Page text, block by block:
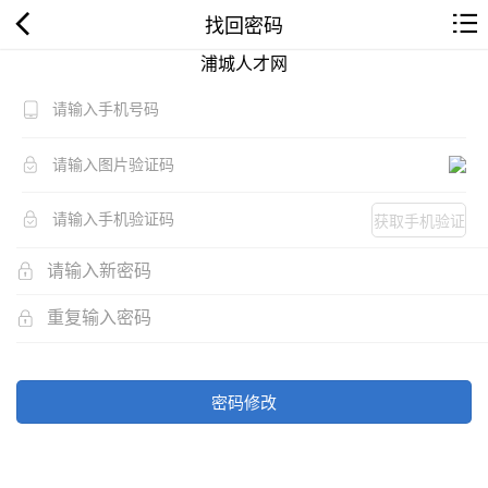
找回密码
浦城人才网
获取手机验证
密码修改